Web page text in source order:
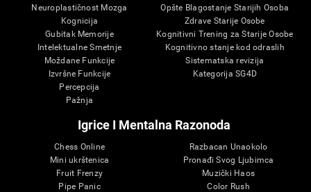
Neuroplastičnost Mozga
Kognicija
Gubitak Memorije
Intelektualne Smetnje
Moždane Funkcije
Izvršne Funkcije
Percepcija
Pažnja
Opšte Blagostanje Starijih Osoba
Zdrave Starije Osobe
Kognitivni Trening za Starije Osobe
Kognitivno stanje kod odraslih
Sistematska revizija
Kategorija SG4D
Igrice I Mentalna Razonoda
Chess Online
Mini ukrštenica
Fruit Frenzy
Pipe Panic
Razbacan Unaokolo
Pronađi Svog Ljubimca
Muzički Haos
Color Rush